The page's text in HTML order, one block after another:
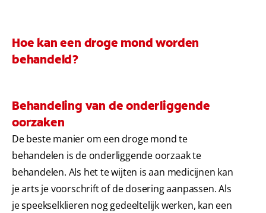
Hoe kan een droge mond worden
behandeld?
Behandeling van de onderliggende
oorzaken
De beste manier om een droge mond te
behandelen is de onderliggende oorzaak te
behandelen. Als het te wijten is aan medicijnen kan
je arts je voorschrift of de dosering aanpassen. Als
je speekselklieren nog gedeeltelijk werken, kan een